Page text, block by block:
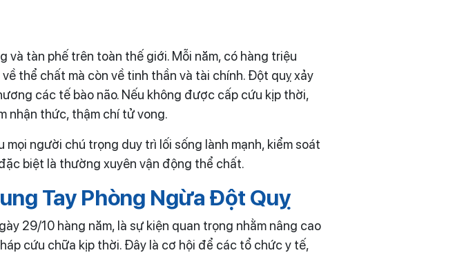
tàn phế trên toàn thế giới. Mỗi năm, có hàng triệu
thể chất mà còn về tinh thần và tài chính. Đột quỵ xảy
các tế bào não. Nếu không được cấp cứu kịp thời,
nhận thức, thậm chí tử vong.
người chú trọng duy trì lối sống lành mạnh, kiểm soát
biệt là thường xuyên vận động thể chất.
Tay Phòng Ngừa Đột Quỵ
29/10 hàng năm, là sự kiện quan trọng nhằm nâng cao
cứu chữa kịp thời. Đây là cơ hội để các tổ chức y tế,